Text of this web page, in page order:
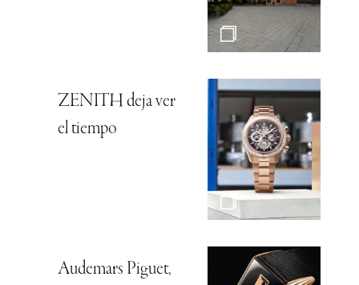
ZENITH deja ver
el tiempo
Audemars Piguet,